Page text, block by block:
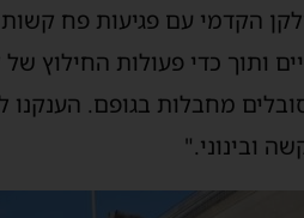
מחבלות בגופם. הענקנו
ובינוני."